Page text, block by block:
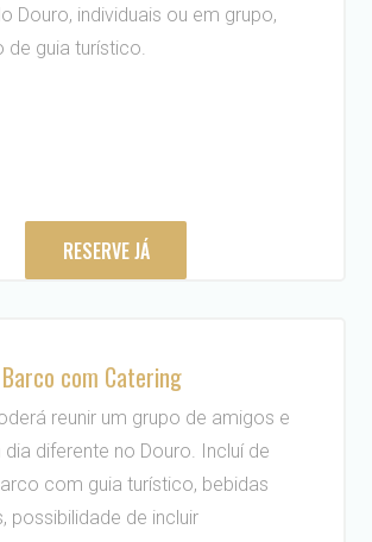
Douro, individuais ou em grupo,
de guia turístico.
RESERVE JÁ
com Catering
reunir um grupo de amigos e
dia diferente no Douro. Incluí de
com guia turístico, bebidas
possibilidade de incluir